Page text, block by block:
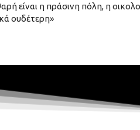
είναι η πράσινη πόλη, η
ουδέτερη»